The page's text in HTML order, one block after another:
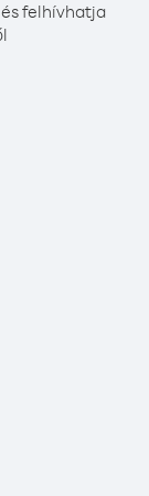
felhívhatja